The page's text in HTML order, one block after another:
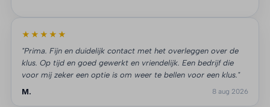
★★★★★
"Prima. Fijn en duidelijk contact met het overleggen over de
klus. Op tijd en goed gewerkt en vriendelijk. Een bedrijf die
voor mij zeker een optie is om weer te bellen voor een klus."
M.
8 aug 2026